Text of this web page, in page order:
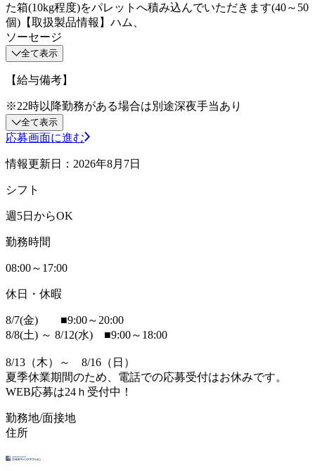
た箱(10kg程度)をパレットへ積み込んでいただきます(40～50
個)【取扱製品情報】ハム、
ソーセージ
全て表示
【給与備考】
※22時以降勤務がある場合は別途深夜手当あり
全て表示
応募画面に進む
情報更新日：2026年8月7日
シフト
週5日からOK
勤務時間
08:00～17:00
休日・休暇
8/7(金) ■9:00～20:00
8/8(土) ～ 8/12(水) ■9:00～18:00
8/13（木）～ 8/16（日）
夏季休業期間のため、電話での応募受付はお休みです。
WEB応募は24ｈ受付中！
勤務地/面接地
住所